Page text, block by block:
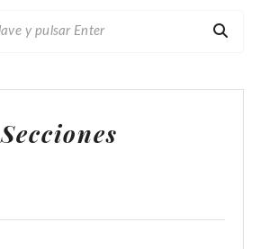
Secciones